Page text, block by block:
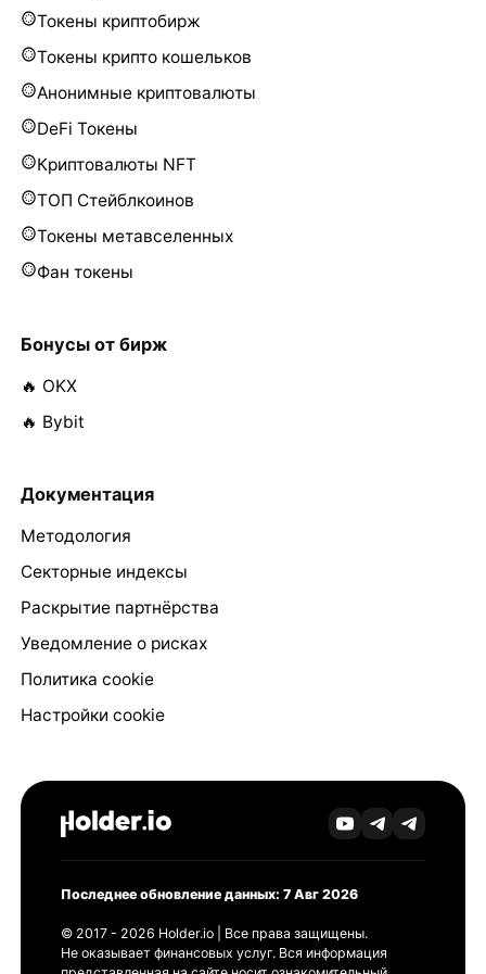
Токены криптобирж
Токены крипто кошельков
Анонимные криптовалюты
DeFi Токены
Криптовалюты NFT
ТОП Стейблкоинов
Токены метавселенных
Фан токены
Бонусы от бирж
🔥 OKX
🔥 Bybit
Документация
Методология
Секторные индексы
Раскрытие партнёрства
Уведомление о рисках
Политика cookie
Настройки cookie
Последнее обновление данных: 7 Авг 2026
© 2017 - 2026 Holder.io | Все права защищены.
Не оказывает финансовых услуг. Вся информация